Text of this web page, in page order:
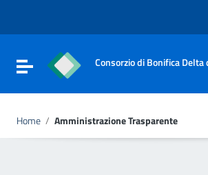
Vai al footer
Attiva / disattiva la navigazione
Consorzio di Bonifica Delta
Home / Amministrazione Trasparente